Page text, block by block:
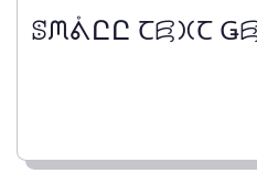
ꕷᙏᕔԸԸ